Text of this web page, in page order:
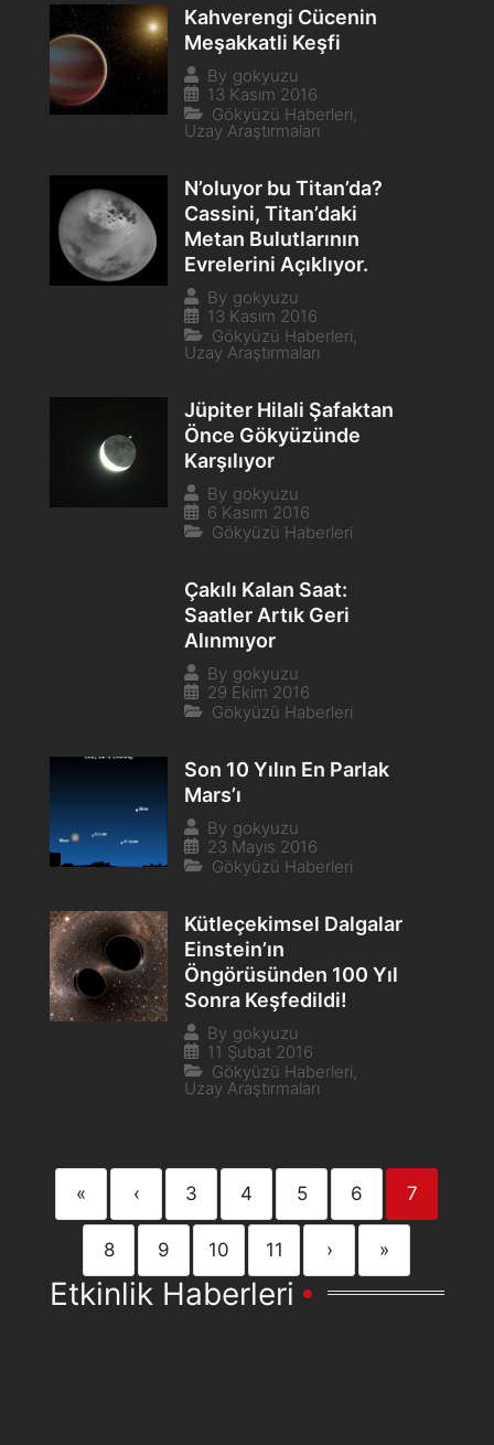
Kahverengi Cücenin
Meşakkatli Keşfi
By gokyuzu
13 Kasım 2016
Gökyüzü Haberleri
Uzay Araştırmaları
N’oluyor bu Titan’da?
Cassini, Titan’daki
Metan Bulutlarının
Evrelerini Açıklıyor.
By gokyuzu
13 Kasım 2016
Gökyüzü Haberleri
Uzay Araştırmaları
Jüpiter Hilali Şafaktan
Önce Gökyüzünde
Karşılıyor
By gokyuzu
6 Kasım 2016
Gökyüzü Haberleri
Çakılı Kalan Saat:
Saatler Artık Geri
Alınmıyor
By gokyuzu
29 Ekim 2016
Gökyüzü Haberleri
Son 10 Yılın En Parlak
Mars’ı
By gokyuzu
23 Mayıs 2016
Gökyüzü Haberleri
Kütleçekimsel Dalgalar
Einstein’ın
Öngörüsünden 100 Yıl
Sonra Keşfedildi!
By gokyuzu
11 Şubat 2016
Gökyüzü Haberleri
Uzay Araştırmaları
« ‹ 3 4 5 6 7
8 9 10 11 › »
Etkinlik Haberleri